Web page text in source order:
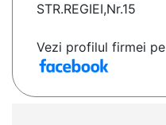
STR.REGIEI,Nr.15
Vezi profilul firmei pe